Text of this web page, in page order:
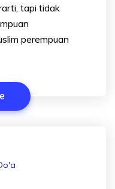
tapi tidak
perempuan